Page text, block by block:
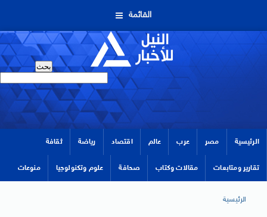
القائمة
الرئيسية مصر عرب عالم اقتصاد رياضة ثقافة
تقارير ومتابعات مقالات وكتاب صحافة علوم وتكنولوجيا منوعات
الرئيسية